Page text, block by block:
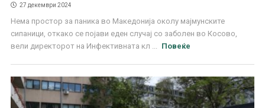
27 декември 2024
Нема простор за паника во Македонија околу мајмунските
сипаници, откако се појави еден случај со заболен во Косово,
вели директорот на Инфективната кл ...
Повеќе